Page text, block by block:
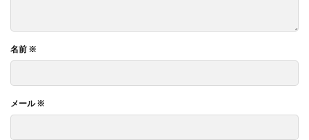
名前 ※
メール※